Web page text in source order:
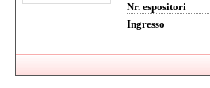
Nr. espositori
Ingresso